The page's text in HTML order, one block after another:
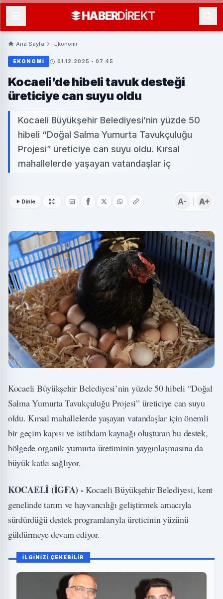
HABERDIREKT
Ana Sayfa Ekonomi
EKONOMI 01.12.2025 - 07:45
Kocaeli’de hibeli tavuk desteği
üreticiye can suyu oldu
Kocaeli Büyükşehir Belediyesi’nin yüzde 50
hibeli “Doğal Salma Yumurta Tavukçuluğu
Projesi” üreticiye can suyu oldu. Kırsal
mahallelerde yaşayan vatandaşlar iç
Dinle A- A+
Kocaeli Büyükşehir Belediyesi’nin yüzde 50 hibeli “Doğal
Salma Yumurta Tavukçuluğu Projesi” üreticiye can suyu
oldu. Kırsal mahallelerde yaşayan vatandaşlar için önemli
bir geçim kapısı ve istihdam kaynağı oluşturan bu destek,
bölgede organik yumurta üretiminin yaygınlaşmasına da
büyük katkı sağlıyor.
KOCAELİ (İGFA) -Kocaeli Büyükşehir Belediyesi, kent
genelinde tarım ve hayvancılığı geliştirmek amacıyla
sürdürdüğü destek programlarıyla üreticinin yüzünü
güldürmeye devam ediyor.
İLGİNİZİ ÇEKEBİLİR